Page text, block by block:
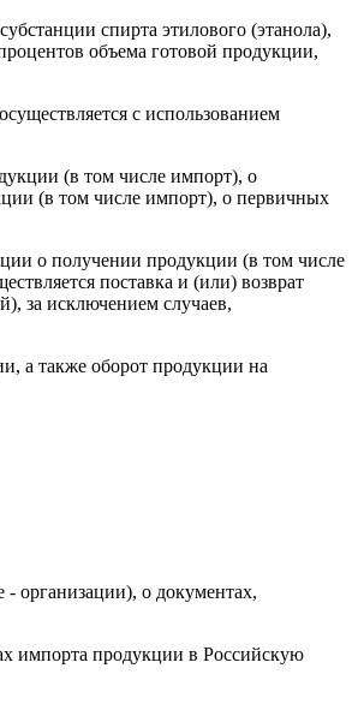
спирта этилового (этанола),
объема готовой продукции,
с использованием
(в том числе импорт), о
(в том числе импорт), о первичных
о получении продукции (в том числе
поставка и (или) возврат
за исключением случаев,
а также оборот продукции на
организации), о документах,
импорта продукции в Российскую